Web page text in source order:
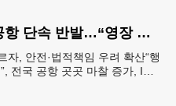
항공사들, ICE 공항 단속 반발…“영장 없인 협조 불가”
자, 안전·법적책임 우려 확산“행
전국 공항 곳곳 마찰 증가, ICE